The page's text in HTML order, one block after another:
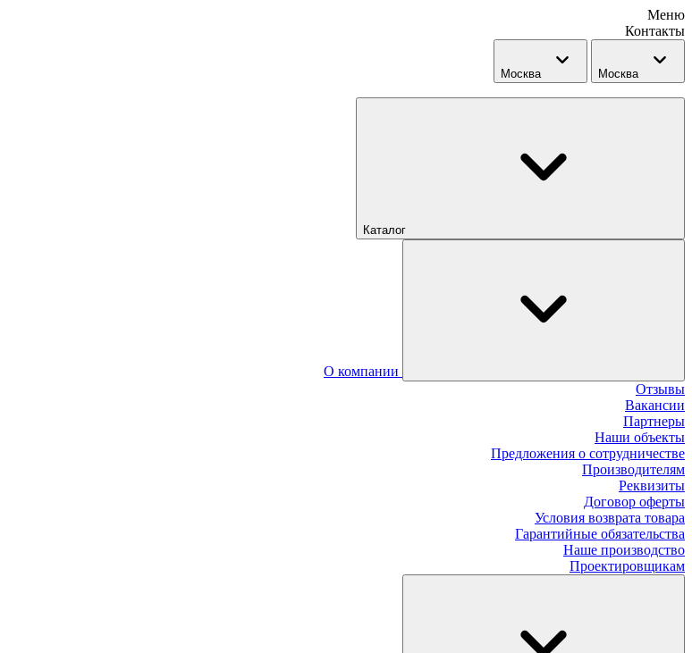
Меню
Контакты
Москва Москва
Каталог
О компании
Отзывы
Вакансии
Партнеры
Наши объекты
Предложения о сотрудничестве
Производителям
Реквизиты
Договор оферты
Условия возврата товара
Гарантийные обязательства
Наше производство
Проектировщикам